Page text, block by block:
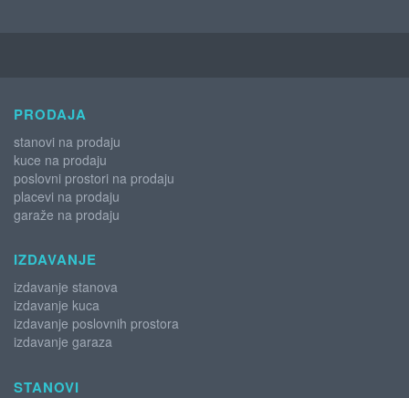
PRODAJA
stanovi na prodaju
kuce na prodaju
poslovni prostori na prodaju
placevi na prodaju
garaže na prodaju
IZDAVANJE
izdavanje stanova
izdavanje kuca
izdavanje poslovnih prostora
izdavanje garaza
STANOVI